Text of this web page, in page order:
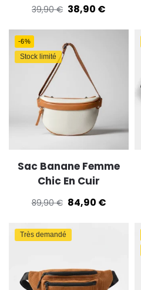
39,90€ 38,90 €
-6%
Stock limité
Sac Banane Femme
Chic En Cuir
89,90€ 84,90 €
Très demandé